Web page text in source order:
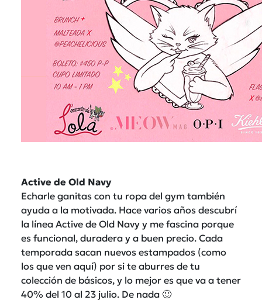
Active de Old Navy
Echarle ganitas con tu ropa del gym también
ayuda a la motivada. Hace varios años descubrí
la línea Active de Old Navy y me fascina porque
es funcional, duradera y a buen precio. Cada
temporada sacan nuevos estampados (como
los que ven aquí) por si te aburres de tu
colección de básicos, y lo mejor es que va a tener
40% del 10 al 23 julio. De nada 🙂